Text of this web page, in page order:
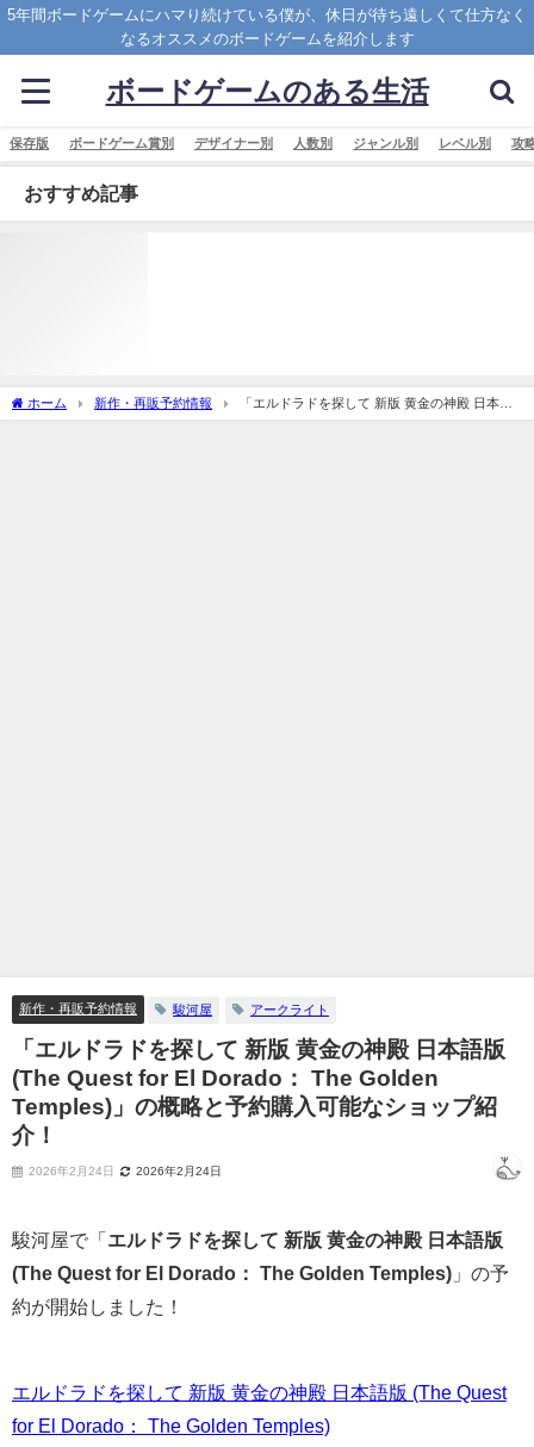
5年間ボードゲームにハマり続けている僕が、休日が待ち遠しくて仕方なく
なるオススメのボードゲームを紹介します
ボードゲームのある生活
保存版 ボードゲーム賞別 デザイナー別 人数別 ジャンル別 レベル別 攻
おすすめ記事
ホーム 新作・再販予約情報
「エルドラドを探して 新版 黄金の神殿 日本語
版 (The Quest for El Dorado： The Golden Temples)」の概略と予約購入可能なショッ
新作・再販予約情報 駿河屋 アークライト
「エルドラドを探して 新版 黄金の神殿 日本語版
(The Quest for El Dorado： The Golden
Temples)」の概略と予約購入可能なショップ紹
介！
2026年2月24日 2026年2月24日
駿河屋で「 エルドラドを探して 新版 黄金の神殿 日本語版
(The Quest for El Dorado： The Golden Temples) 」の予
約が開始しました！
エルドラドを探して 新版 黄金の神殿 日本語版 (The Quest
for El Dorado： The Golden Temples)